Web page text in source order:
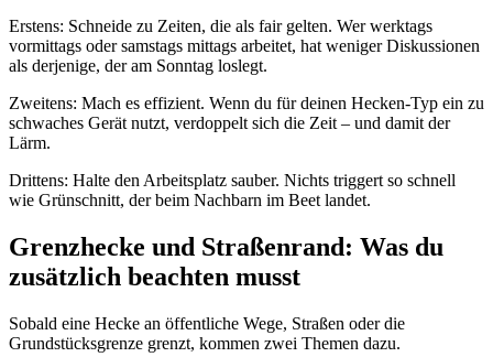
Erstens: Schneide zu Zeiten, die als fair gelten. Wer werktags
vormittags oder samstags mittags arbeitet, hat weniger Diskussionen
als derjenige, der am Sonntag loslegt.
Zweitens: Mach es effizient. Wenn du für deinen Hecken-Typ ein zu
schwaches Gerät nutzt, verdoppelt sich die Zeit – und damit der
Lärm.
Drittens: Halte den Arbeitsplatz sauber. Nichts triggert so schnell
wie Grünschnitt, der beim Nachbarn im Beet landet.
Grenzhecke und Straßenrand: Was du
zusätzlich beachten musst
Sobald eine Hecke an öffentliche Wege, Straßen oder die
Grundstücksgrenze grenzt, kommen zwei Themen dazu.